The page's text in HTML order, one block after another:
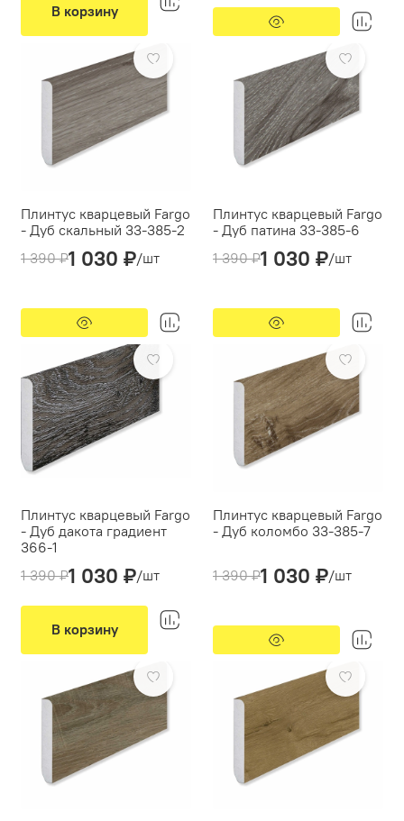
В корзину
Плинтус кварцевый Fargo
- Дуб скальный 33-385-2
Производитель: Fargo
1 390 ₽1 030 ₽/шт
Предзаказ
Плинтус кварцевый Fargo
- Дуб патина 33-385-6
Производитель: Fargo
1 390 ₽1 030 ₽/шт
Плинтус кварцевый Fargo
- Дуб дакота градиент
366-1
Производитель: Fargo
Тип монтажа:клеевой
1 390 ₽1 030 ₽/шт
В корзину
Предзаказ
Плинтус кварцевый Fargo
- Дуб коломбо 33-385-7
Кабель-канал:нет
1 390 ₽1 030 ₽/шт